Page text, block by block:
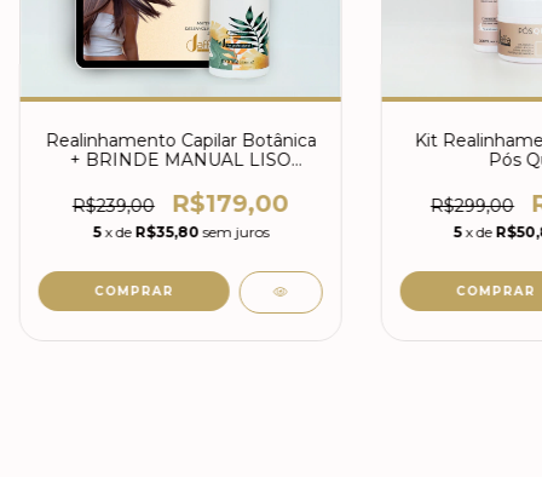
Realinhamento Capilar Botânica
+ BRINDE MANUAL LISO
R$239,00
R$179,00
5 x de R$35,80 sem juros
Kit
Pós
R$299,00
5 x de